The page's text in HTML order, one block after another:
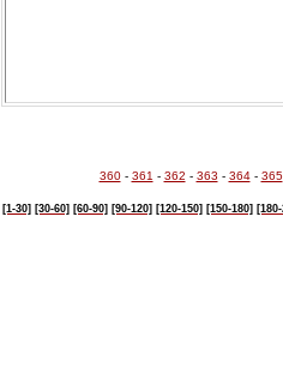
360- 361 - 362 - 363 - 364- 365
[1-30] [30-60] [60-90] [90-120] [120-150] [150-180]